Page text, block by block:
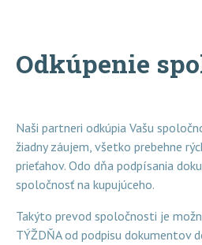
Odkúpenie
Naši partneri odkúpia Vašu
žiadny záujem, všetko prebehne
prieťahov. Odo dňa podpísania
spoločnosť na kupujúceho.
Takýto prevod spoločnosti je
TÝŽDŇA od podpisu dokumentov